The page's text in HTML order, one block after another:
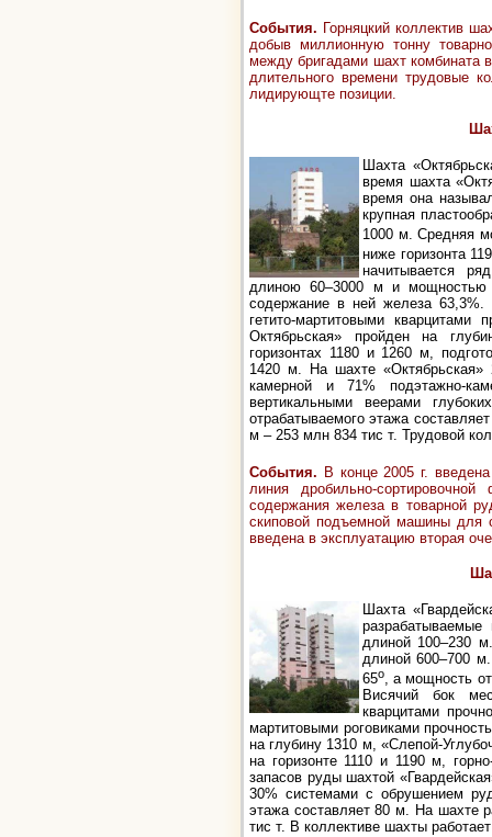
События. Горняцкий коллектив
добыв миллионную тонну
между бригадами шахт комбината
длительного времени трудовые
лидирующте позиции.
Шахта
время шахта
время она
крупная
1000 м. Средняя
ниже горизонта
начитывается
длиною 60–3000 м и
содержание в ней железа
гетито-мартитовыми
Октябрьская» пройден на
горизонтах 1180 и 1260 м,
1420 м. На шахте
камерной и 71% подэтажно-
вертикальными веерами
отрабатываемого этажа
м – 253 млн 834 тис т. Трудовой
События. В конце 2005 г.
линия дробильно-
содержания железа в товарной
скиповой подъемной машины
введена в эксплуатацию вторая
Шахта
длиной 100–230
длиной 600–700
65о, а мощность
Висячий бок
кварцитами
мартитовыми роговиками
на глубину 1310 м, «Слепой-
на горизонте 1110 и 1190 м,
запасов руды шахтой
30% системами с обрушением
этажа составляет 80 м. На шахте
тис т. В коллективе шахты